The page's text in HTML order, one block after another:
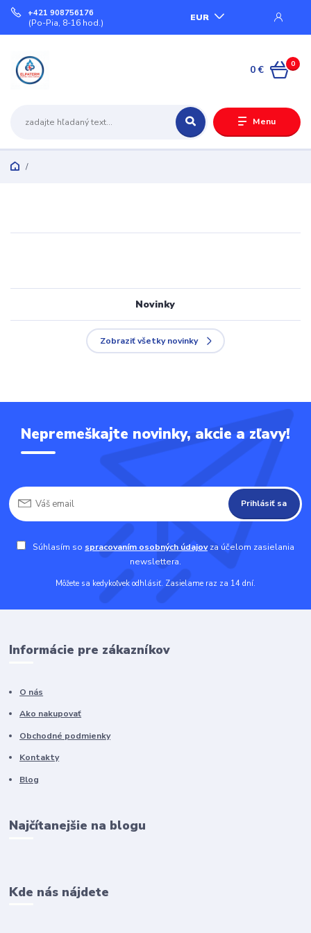
Menu
EUR
+421 908756176
(Po-Pia, 8-16 hod.)
0
0 €
Novinky
Zobraziť všetky novinky
Nepremeškajte novinky, akcie a zľavy!
Prihlásiť sa
Súhlasím so spracovaním osobných údajovza účelom zasielania
newslettera.
Môžete sa kedykoľvek odhlásiť. Zasielame raz za 14 dní.
Informácie pre zákazníkov
O nás
Ako nakupovať
Obchodné podmienky
Kontakty
Blog
Najčítanejšie na blogu
Kde nás nájdete